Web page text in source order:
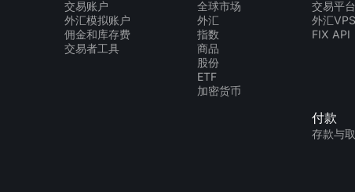
交易账户
外汇模拟账户
佣金和库存费
交易者工具
全球市场
外汇
指数
商品
股份
ETF
加密货币
交易平台
外汇VPS
FIX API
付款
存款与